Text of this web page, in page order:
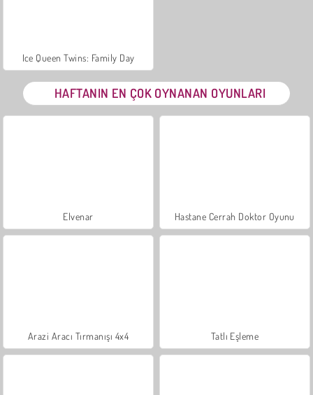
Ice Queen Twins: Family Day
HAFTANIN EN ÇOK OYNANAN OYUNLARI
Elvenar Hastane Cerrah Doktor Oyunu
Arazi Aracı Tırmanışı 4x4 Tatlı Eşleme